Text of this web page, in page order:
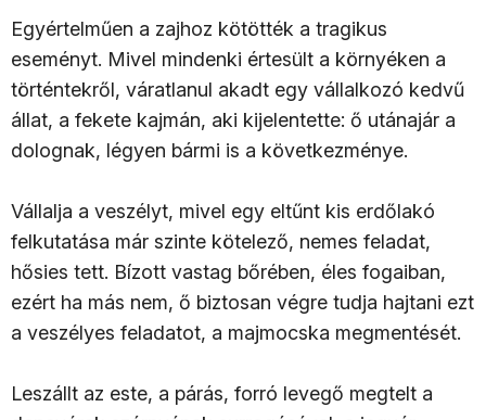
Egyértelműen a zajhoz kötötték a tragikus
eseményt. Mivel mindenki értesült a környéken a
történtekről, váratlanul akadt egy vállalkozó kedvű
állat, a fekete kajmán, aki kijelentette: ő utánajár a
dolognak, légyen bármi is a következménye.
Vállalja a veszélyt, mivel egy eltűnt kis erdőlakó
felkutatása már szinte kötelező, nemes feladat,
hősies tett. Bízott vastag bőrében, éles fogaiban,
ezért ha más nem, ő biztosan végre tudja hajtani ezt
a veszélyes feladatot, a majmocska megmentését.
Leszállt az este, a párás, forró levegő megtelt a